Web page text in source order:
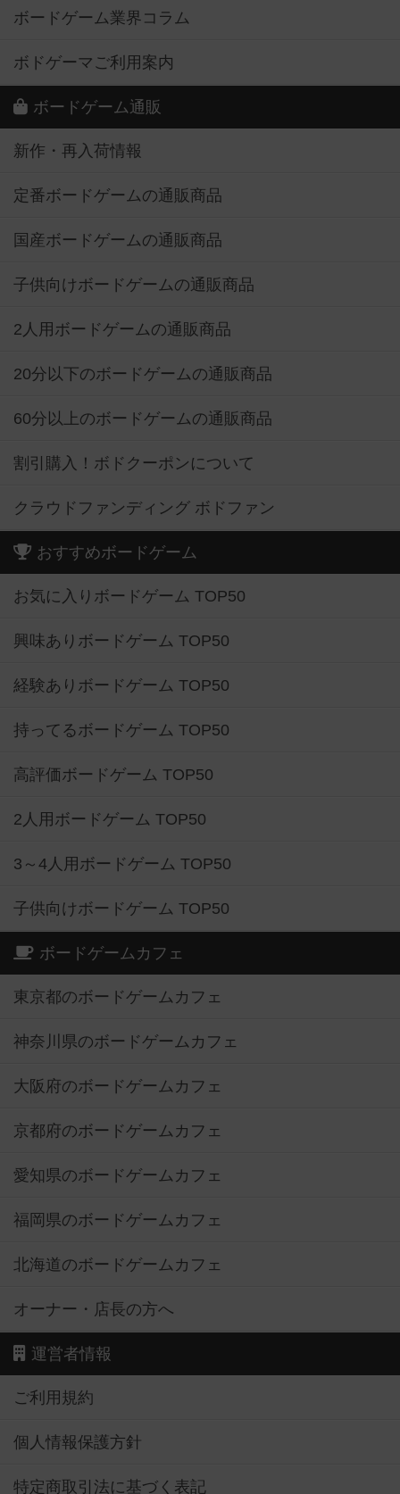
ボードゲーム業界コラム
ボドゲーマご利用案内
ボードゲーム通販
新作・再入荷情報
定番ボードゲームの通販商品
国産ボードゲームの通販商品
子供向けボードゲームの通販商品
2人用ボードゲームの通販商品
20分以下のボードゲームの通販商品
60分以上のボードゲームの通販商品
割引購入！ボドクーポンについて
クラウドファンディング ボドファン
おすすめボードゲーム
お気に入りボードゲーム TOP50
興味ありボードゲーム TOP50
経験ありボードゲーム TOP50
持ってるボードゲーム TOP50
高評価ボードゲーム TOP50
2人用ボードゲーム TOP50
3～4人用ボードゲーム TOP50
子供向けボードゲーム TOP50
ボードゲームカフェ
東京都のボードゲームカフェ
神奈川県のボードゲームカフェ
大阪府のボードゲームカフェ
京都府のボードゲームカフェ
愛知県のボードゲームカフェ
福岡県のボードゲームカフェ
北海道のボードゲームカフェ
オーナー・店長の方へ
運営者情報
ご利用規約
個人情報保護方針
特定商取引法に基づく表記